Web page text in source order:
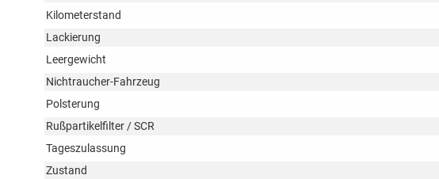
Kilometerstand
Lackierung
Leergewicht
Nichtraucher-Fahrzeug
Polsterung
Rußpartikelfilter / SCR
Tageszulassung
Zustand